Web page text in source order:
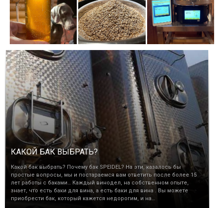
КАКОЙ БАК ВЫБРАТЬ?
Какой бак выбрать? Почему бак SPEIDEL? На эти, казалось бы
простые вопросы, мы и постараемся вам ответить после более 15
лет работы с баками… Каждый винодел, на собственном опыте,
знает, что есть баки для вина, а есть баки для вина . Вы можете
приобрести бак, который кажется недорогим, и на…